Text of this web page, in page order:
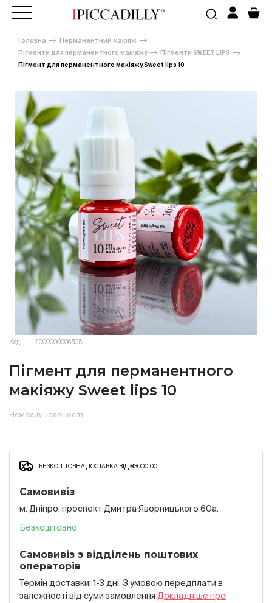
Головна
Перманентний макіяж
Пігменти для перманентного макіяжу
Пігменти SWEET LIPS
Пігмент для перманентного макіяжу Sweet lips 10
Код: 2000000006505
Пігмент для перманентного
макіяжу Sweet lips 10
Немає в наявності
БЕЗКОШТОВНА ДОСТАВКА ВІД ₴3000,00
Самовивіз
м. Дніпро, проспект Дмитра Яворницького 60а.
Безкоштовно
Самовивіз з відділень поштових
операторів
Термін доставки: 1-3 дні. З умовою передплати в
залежностi вiд суми замовлення Докладнiше про